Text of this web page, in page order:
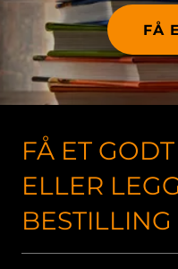
FÅ
FÅ ET
ELLER